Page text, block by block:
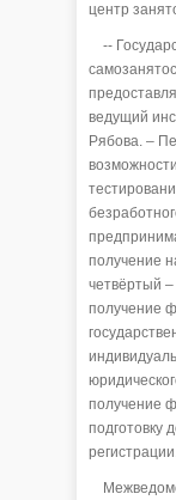
центр
--
ведущий
Рябова. –
получение
четвёртый
получение
получение
подготовку